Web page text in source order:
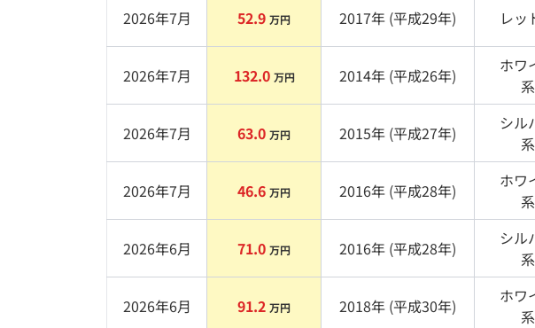
2026年7月 52.9 万円 2017年 (平成29年) レッ
2026年7月 132.0 万円 2014年 (平成26年)
ホワ
系
2026年7月 63.0 万円 2015年 (平成27年)
シル
系
2026年7月 46.6 万円 2016年 (平成28年)
ホワ
系
2026年6月 71.0 万円 2016年 (平成28年)
シル
系
2026年6月 91.2 万円 2018年 (平成30年)
ホワ
系